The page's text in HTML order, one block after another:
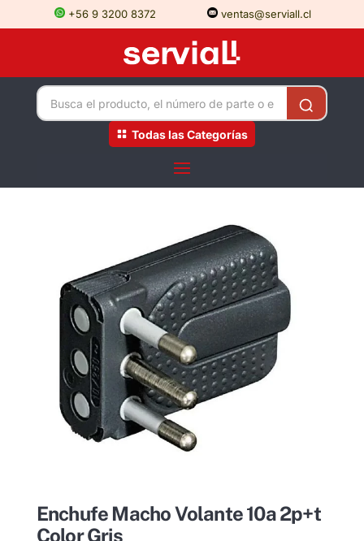
+56 9 3200 8372 ventas@serviall.cl
Todas las Categorías
Enchufe Macho Volante 10a 2p+t
Color Gris